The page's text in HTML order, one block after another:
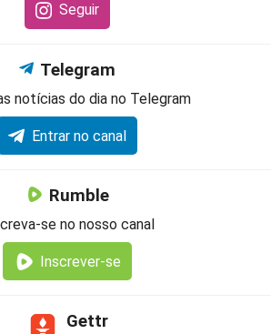
Seguir
Telegram
notícias do dia no Telegram
Entrar no canal
Rumble
se no nosso canal
Inscrever-se
Gettr